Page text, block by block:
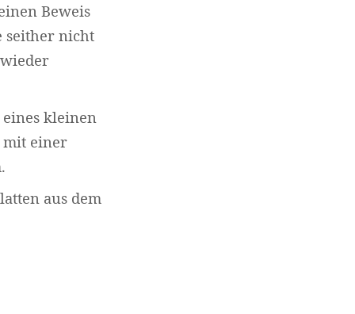
Beweis
seither nicht
kleinen
mit einer
aus dem